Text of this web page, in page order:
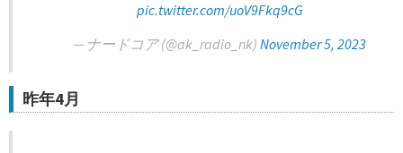
pic.twitter.com/uoV9Fkq9cG
— ナードコア (@ak_radio_nk) November 5, 2023
昨年4月